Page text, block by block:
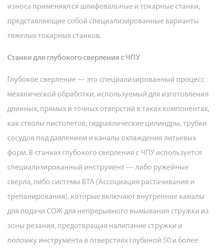
износа применяются шлифовальные и токарные станки,
представляющие собой специализированные варианты
тяжелых токарных станков.
Станки для глубокого сверления с ЧПУ
Глубокое сверление — это специализированный процесс
механической обработки, используемый для изготовления
длинных, прямых и точных отверстий в таких компонентах,
как стволы пистолетов, гидравлические цилиндры, трубки
сосудов под давлением и каналы охлаждения литьевых
форм. В станках глубокого сверления с ЧПУ используется
специализированный инструмент — либо ружейные
сверла, либо системы BTA (Ассоциация растачивания и
трепанирования), которые включают внутренние каналы
для подачи СОЖ для непрерывного вымывания стружки из
зоны резания, предотвращая налипание стружки и
поломку инструмента в отверстиях глубиной 50 и более